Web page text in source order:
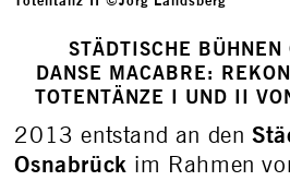
STÄDTISCHE BÜHNEN
DANSE MACABRE:
TOTENTÄNZE I UND II
2013 entstand an den
Osnabrück im Rahmen